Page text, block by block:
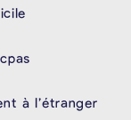
à l’étranger